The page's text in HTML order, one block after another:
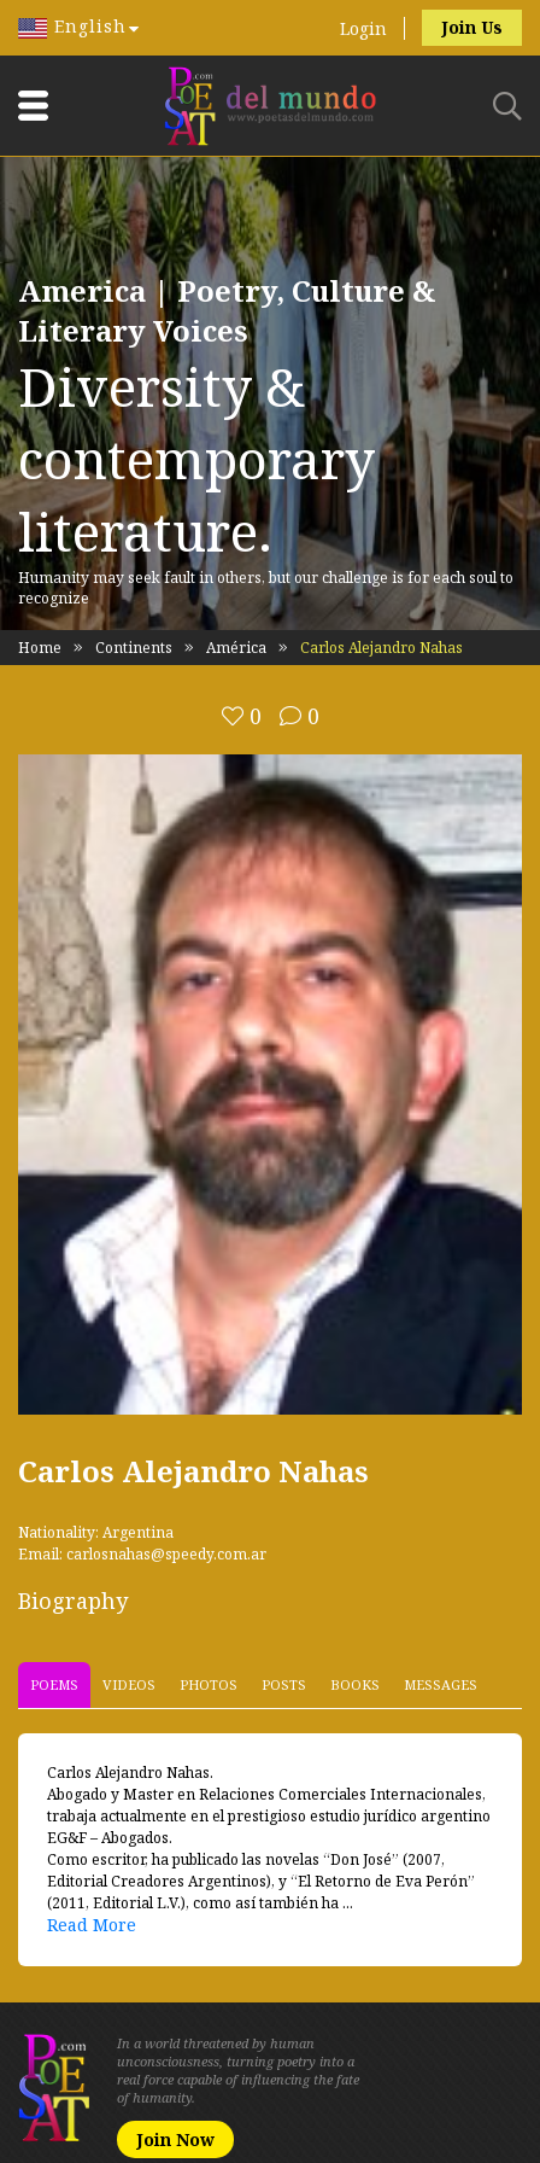
English Login Join Us
America | Poetry, Culture &
Literary Voices
Diversity &
contemporary
literature.
Humanity may seek fault in others, but our challenge is for each soul to
recognize
Home Continents América Carlos Alejandro Nahas
0 0
Carlos Alejandro Nahas
Nationality: Argentina
Email: carlosnahas@speedy.com.ar
Biography
POEMS VIDEOS PHOTOS POSTS BOOKS MESSAGES
Carlos Alejandro Nahas.
Abogado y Master en Relaciones Comerciales Internacionales,
trabaja actualmente en el prestigioso estudio jurídico argentino
EG&F – Abogados.
Como escritor, ha publicado las novelas “Don José” (2007,
Editorial Creadores Argentinos), y “El Retorno de Eva Perón”
(2011, Editorial L.V.), como así también ha ...
Read More
In a world threatened by human
unconsciousness, turning poetry into a
real force capable of influencing the fate
of humanity.
Join Now